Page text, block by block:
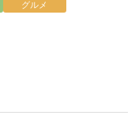
グルメ